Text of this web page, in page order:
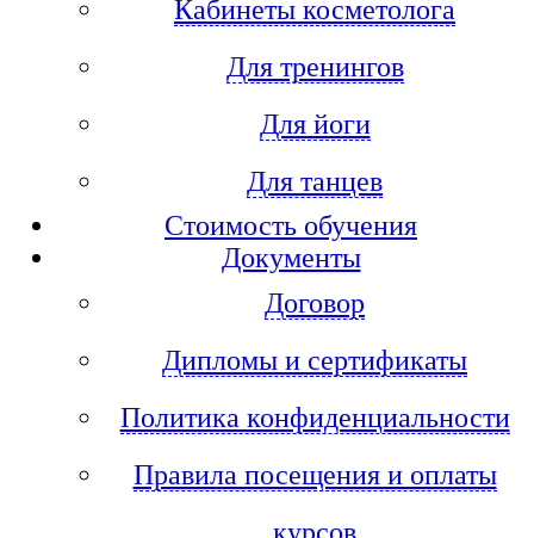
Кабинеты косметолога
Для тренингов
Для йоги
Для танцев
Стоимость обучения
Документы
Договор
Дипломы и сертификаты
Политика конфиденциальности
Правила посещения и оплаты